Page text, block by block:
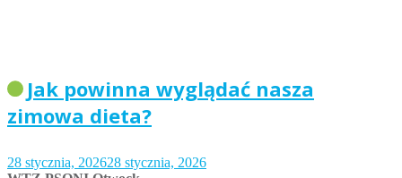
Jak powinna wyglądać nasza
zimowa dieta?
28 stycznia, 202628 stycznia, 2026